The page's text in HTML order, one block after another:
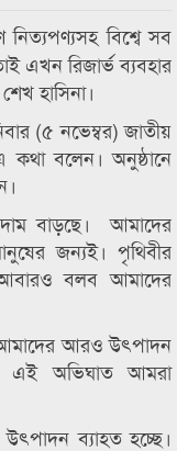
নিত্যপণ্যসহ বিশ্বে সব
এখন রিজার্ভ ব্যবহার
হাসিনা।
(৫ নভেম্বর) জাতীয়
কথা বলেন। অনুষ্ঠানে
দাম বাড়ছে। আমাদের
জন্যই। পৃথিবীর
বলব আমাদের
আমাদের আরও উৎপাদন
এই অভিঘাত আমরা
ব্যাহত হচ্ছে।